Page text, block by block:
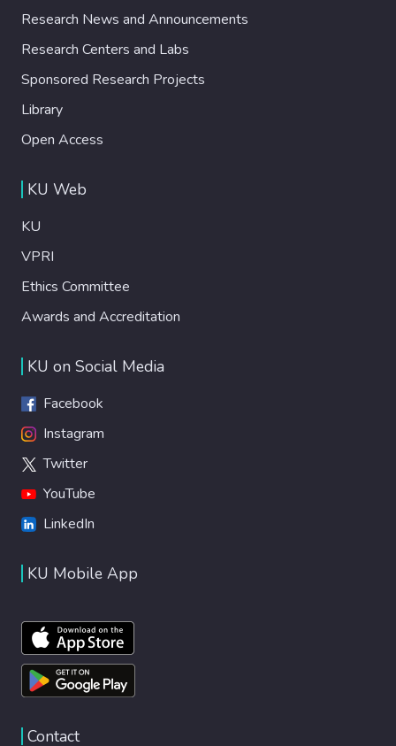
Research News and Announcements
Research Centers and Labs
Sponsored Research Projects
Library
Open Access
KU Web
KU
VPRI
Ethics Committee
Awards and Accreditation
KU on Social Media
Facebook
Instagram
Twitter
YouTube
LinkedIn
KU Mobile App
Contact